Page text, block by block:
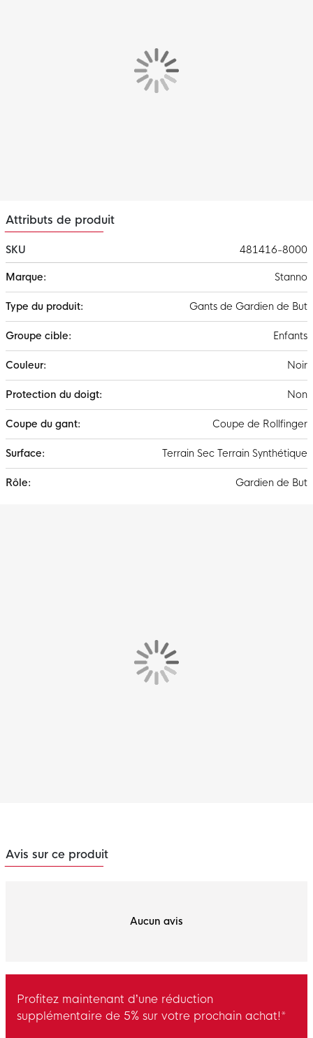
L'estampage en caoutchouc sur la paume des gants de gardien
de but prolonge leur durée de vie. De cette façon, vous pouvez
profiter de la meilleure qualité sur les surfaces dures et les
Ces gants de gardien de but Stanno sont dotés d'une dragonne
élastique.
Attributs de produit
SKU
481416-8000
d'infos
Stanno
Gants de Gardien de But
Enfants
Noir
Non
Coupe de Rollfinger
Terrain Sec Terrain Synthétique
Gardien de But
Avis sur ce produit
Aucun avis
Profitez maintenant d’une réduction
supplémentaire de 5% sur votre prochain achat!*